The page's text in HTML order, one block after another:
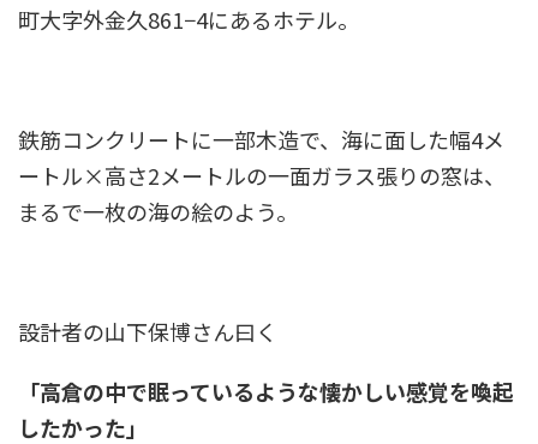
町大字外金久861−4にあるホテル。
鉄筋コンクリートに一部木造で、海に面した幅4メ
ートル×高さ2メートルの一面ガラス張りの窓は、
まるで一枚の海の絵のよう。
設計者の山下保博さん曰く
「高倉の中で眠っているような懐かしい感覚を喚起
したかった」